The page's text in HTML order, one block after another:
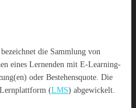
die Sammlung von
eines Lernenden mit E-Learning-
oder Bestehensquote. Die
(LMS) abgewickelt.